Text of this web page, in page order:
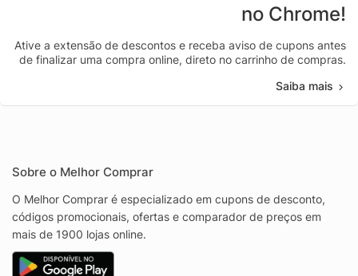
no Chrome!
Ative a extensão de descontos e receba aviso de cupons antes
de finalizar uma compra online, direto no carrinho de compras.
Saiba mais
Sobre o Melhor Comprar
O Melhor Comprar é especializado em cupons de desconto,
códigos promocionais, ofertas e comparador de preços em
mais de 1900 lojas online.